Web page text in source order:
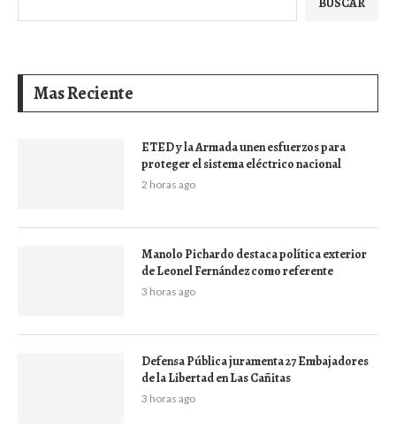
Mas Reciente
ETED y la Armada unen esfuerzos para
proteger el sistema eléctrico nacional
2 horas ago
Manolo Pichardo destaca política exterior
de Leonel Fernández como referente
3 horas ago
Defensa Pública juramenta 27 Embajadores
de la Libertad en Las Cañitas
3 horas ago